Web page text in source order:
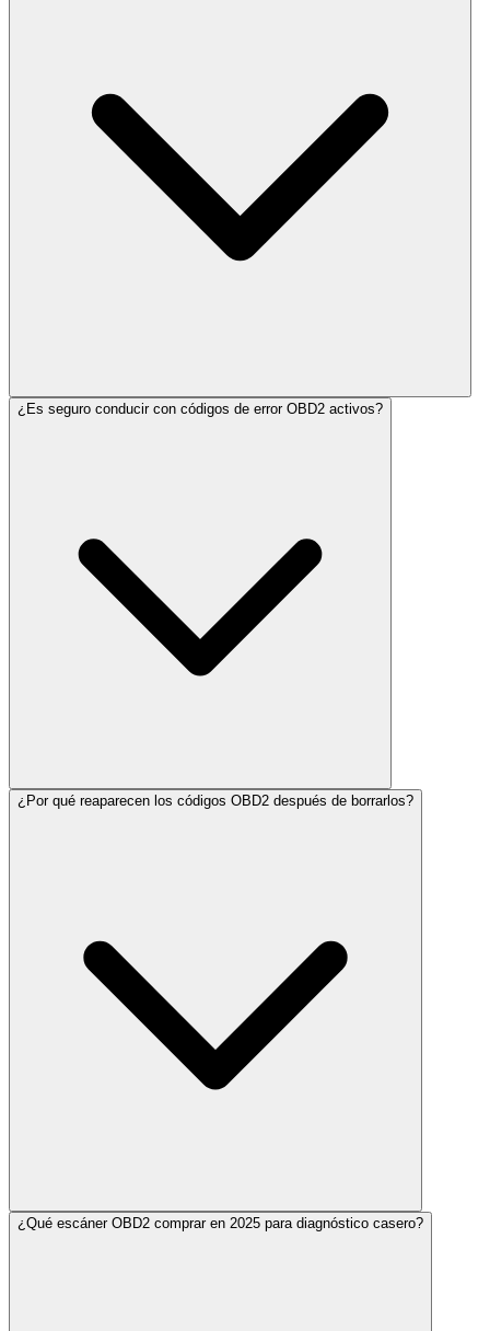
¿Es seguro conducir con códigos de error OBD2 activos?
¿Por qué reaparecen los códigos OBD2 después de borrarlos?
¿Qué escáner OBD2 comprar en 2025 para diagnóstico casero?